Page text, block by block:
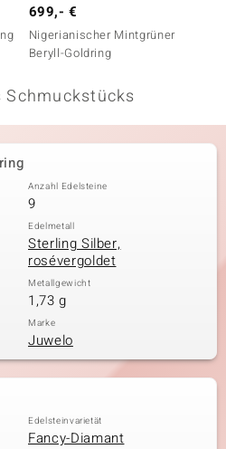
699,- €
Nigerianischer Mintgrüner
Beryll-Goldring
Schmuckstücks
Anzahl Edelsteine
9
Edelmetall
Sterling Silber,
rosévergoldet
Metallgewicht
1,73 g
Marke
Juwelo
Edelsteinvarietät
Fancy-Diamant